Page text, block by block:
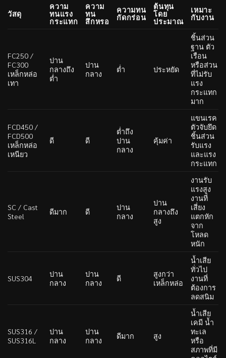
วัสดุ
ความ
ทนแรง
กระแทก
ความ
ทน
สึกหรอ
ความทน
กัดกร่อน
ต้นทุน
โดย
ประมาณ
เหมาะ
กับงาน
FC250 /
FC300
เหล็กหล่อ
เทา
ปาน
กลางถึง
ต่ำ
ปาน
กลาง
ต่ำ ประหยัด
ชิ้นส่วน
ฐาน ตัว
เรือน
หรือส่วน
ที่ไม่รับ
แรง
กระแทก
มาก
FCD450 /
FCD500
เหล็กหล่อ
เหนียว
ดี ดี
ต่ำถึง
ปาน
กลาง
คุ้มค่า
แขนเรค
ตัวจับยึด
ชิ้นส่วน
รับแรง
และแรง
กระแทก
SC / Cast
Steel
ดีมาก ดี
ปาน
กลาง
ปาน
กลางถึง
สูง
งานรับ
แรงสูง
งานที่
เสี่ยง
แตกหัก
จาก
โหลด
หนัก
SUS304
ปาน
กลาง
ปาน
กลาง
ดี
สูงกว่า
เหล็กหล่อ
น้ำเสีย
ทั่วไป
งานที่
ต้องการ
ลดสนิม
SUS316 /
SUS316L
ปาน
กลาง
ปาน
กลาง
ดีมาก สูง
น้ำเสีย
เคมี น้ำ
ทะเล
หรือ
สภาพที่มี